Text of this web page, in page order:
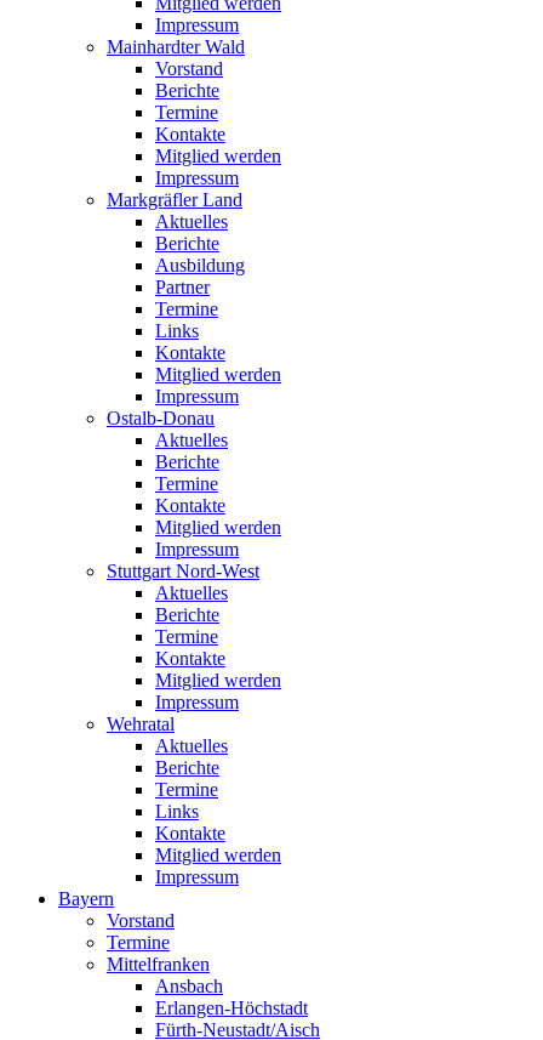
Impressum
Mainhardter Wald
Vorstand
Berichte
Termine
Kontakte
Mitglied werden
Impressum
Markgräfler Land
Aktuelles
Berichte
Ausbildung
Partner
Termine
Links
Kontakte
Mitglied werden
Impressum
Ostalb-Donau
Aktuelles
Berichte
Termine
Kontakte
Mitglied werden
Impressum
Stuttgart Nord-West
Aktuelles
Berichte
Termine
Kontakte
Mitglied werden
Impressum
Wehratal
Aktuelles
Berichte
Termine
Links
Kontakte
Mitglied werden
Impressum
Bayern
Vorstand
Termine
Mittelfranken
Ansbach
Erlangen-Höchstadt
Fürth-Neustadt/Aisch